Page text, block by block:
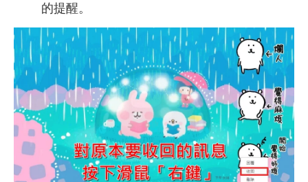
的提醒。